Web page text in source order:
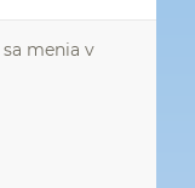
menia v